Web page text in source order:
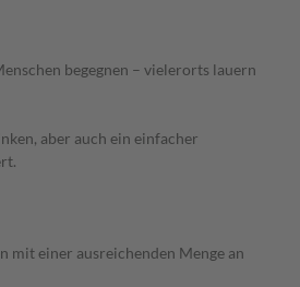
begegnen – vielerorts lauern
aber auch ein einfacher
mit einer ausreichenden Menge an